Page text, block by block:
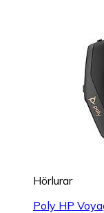
Hörlurar
Poly HP